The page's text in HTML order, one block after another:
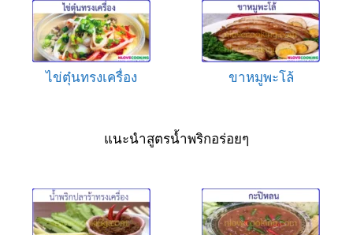
ไข่ตุ๋นทรงเครื่อง ขาหมูพะโล้
แนะนำสูตรน้ำพริกอร่อยๆ